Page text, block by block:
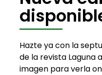
Hazte ya con la
de la revista Laguna
imagen para verla